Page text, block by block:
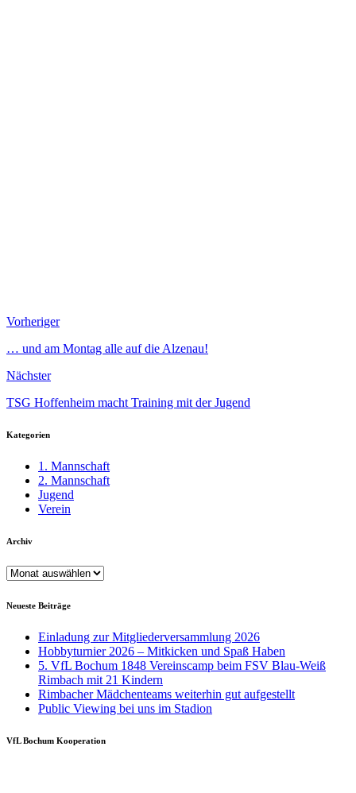
Vorheriger
… und am Montag alle auf die Alzenau!
Nächster
TSG Hoffenheim macht Training mit der Jugend
Kategorien
1. Mannschaft
2. Mannschaft
Jugend
Verein
Archiv
Archiv
Neueste Beiträge
Einladung zur Mitgliederversammlung 2026
Hobbyturnier 2026 – Mitkicken und Spaß Haben
5. VfL Bochum 1848 Vereinscamp beim FSV Blau-Weiß
Rimbach mit 21 Kindern
Rimbacher Mädchenteams weiterhin gut aufgestellt
Public Viewing bei uns im Stadion
VfL Bochum Kooperation